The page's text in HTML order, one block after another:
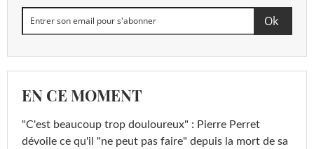
EN CE MOMENT
"C'est beaucoup trop douloureux" : Pierre Perret
dévoile ce qu'il "ne peut pas faire" depuis la mort de sa